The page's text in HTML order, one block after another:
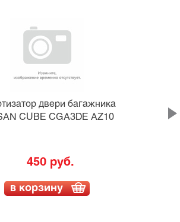
двери багажника
CUBE CGA3DE AZ10
450 руб.
в корзину